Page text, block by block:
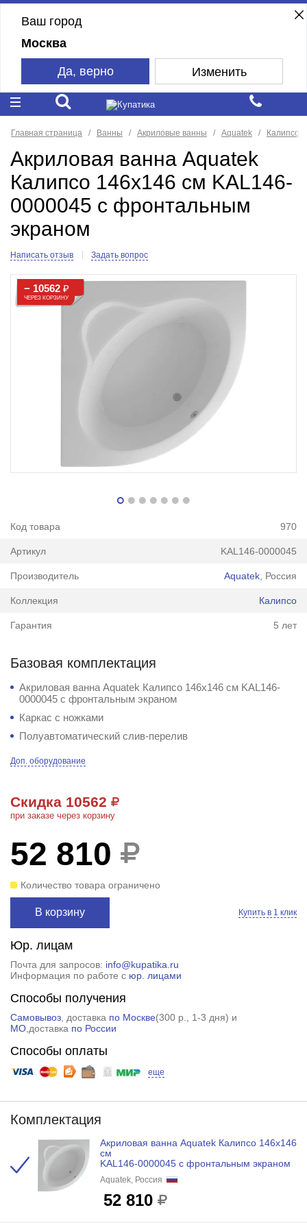
Ваш город
Москва
Да, верно Изменить
Главная страница Ванны Акриловые ванны Aquatek Калипсо
Акриловая ванна Aquatek
Калипсо 146х146 см KAL146-
0000045 с фронтальным
экраном
Написать отзыв Задать вопрос
− 10562₽
ЧЕРЕЗ КОРЗИНУ
Код товара 970
Артикул KAL146-0000045
Производитель Aquatek , Россия
Коллекция Калипсо
Гарантия 5 лет
Базовая комплектация
Акриловая ванна Aquatek Калипсо 146х146 см KAL146-
0000045 с фронтальным экраном
Каркас с ножками
Полуавтоматический слив-перелив
Доп. оборудование
Скидка 10562
при заказе через корзину
52 810
Количество товара ограничено
В корзину Купить в 1 клик
Юр. лицам
Почта для запросов: info@kupatika.ru
Информация по работе с юр. лицами
Способы получения
Самовывоз, доставка по Москве(300 р.
, 1-3 дня) и
МО,доставка по России
Способы оплаты
еще
Комплектация
Акриловая ванна Aquatek Калипсо 146х146
см
KAL146-0000045 с фронтальным экраном
Aquatek, Россия
52 810